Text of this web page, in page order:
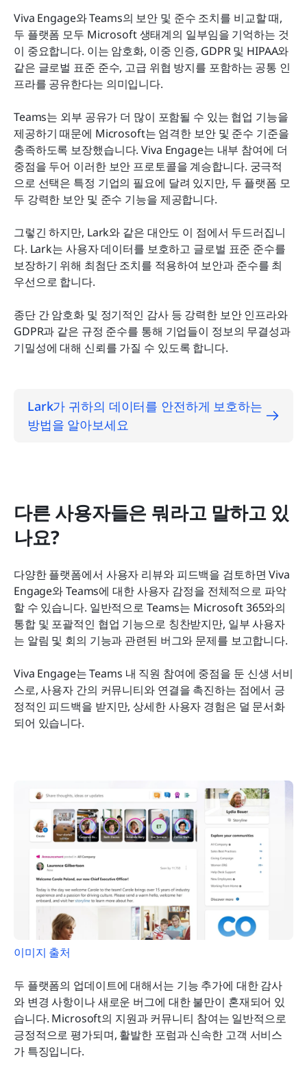
Viva Engage와 Teams의 보안 및 준수 조치를 비교할 때,
두 플랫폼 모두 Microsoft 생태계의 일부임을 기억하는 것
이 중요합니다. 이는 암호화, 이중 인증, GDPR 및 HIPAA와
같은 글로벌 표준 준수, 고급 위협 방지를 포함하는 공통 인
프라를 공유한다는 의미입니다.
Teams는 외부 공유가 더 많이 포함될 수 있는 협업 기능을
제공하기 때문에 Microsoft는 엄격한 보안 및 준수 기준을
충족하도록 보장했습니다. Viva Engage는 내부 참여에 더
중점을 두어 이러한 보안 프로토콜을 계승합니다. 궁극적
으로 선택은 특정 기업의 필요에 달려 있지만, 두 플랫폼 모
두 강력한 보안 및 준수 기능을 제공합니다.
그렇긴 하지만, Lark와 같은 대안도 이 점에서 두드러집니
다. Lark는 사용자 데이터를 보호하고 글로벌 표준 준수를
보장하기 위해 최첨단 조치를 적용하여 보안과 준수를 최
우선으로 합니다.
종단 간 암호화 및 정기적인 감사 등 강력한 보안 인프라와
GDPR과 같은 규정 준수를 통해 기업들이 정보의 무결성과
기밀성에 대해 신뢰를 가질 수 있도록 합니다.
Lark가 귀하의 데이터를 안전하게 보호하는
방법을 알아보세요
다른 사용자들은 뭐라고 말하고 있
나요?
다양한 플랫폼에서 사용자 리뷰와 피드백을 검토하면 Viva
Engage와 Teams에 대한 사용자 감정을 전체적으로 파악
할 수 있습니다. 일반적으로 Teams는 Microsoft 365와의
통합 및 포괄적인 협업 기능으로 칭찬받지만, 일부 사용자
는 알림 및 회의 기능과 관련된 버그와 문제를 보고합니다.
Viva Engage는 Teams 내 직원 참여에 중점을 둔 신생 서비
스로, 사용자 간의 커뮤니티와 연결을 촉진하는 점에서 긍
정적인 피드백을 받지만, 상세한 사용자 경험은 덜 문서화
되어 있습니다.
이미지 출처
두 플랫폼의 업데이트에 대해서는 기능 추가에 대한 감사
와 변경 사항이나 새로운 버그에 대한 불만이 혼재되어 있
습니다. Microsoft의 지원과 커뮤니티 참여는 일반적으로
긍정적으로 평가되며, 활발한 포럼과 신속한 고객 서비스
가 특징입니다.